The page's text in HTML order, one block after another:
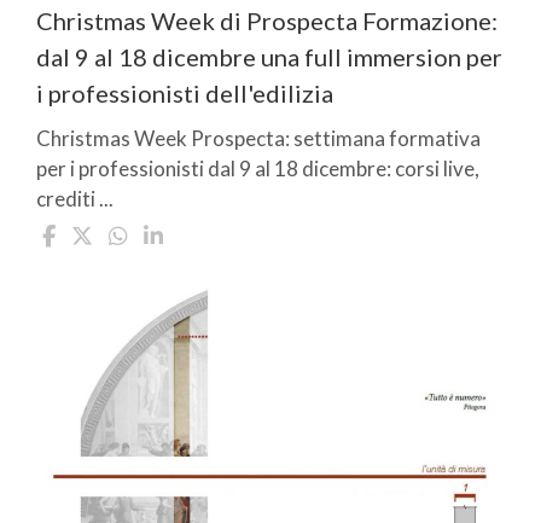
Christmas Week di Prospecta Formazione:
dal 9 al 18 dicembre una full immersion per
i professionisti dell'edilizia
Christmas Week Prospecta: settimana formativa
per i professionisti dal 9 al 18 dicembre: corsi live,
crediti ...